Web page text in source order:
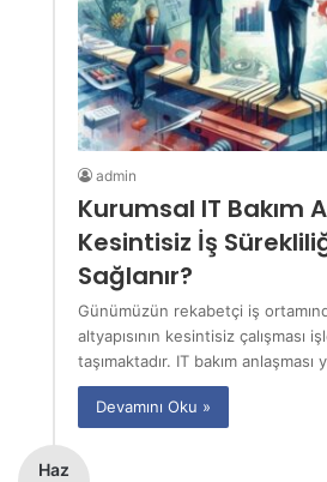
admin
Kurumsal IT Bakım
Kesintisiz İş
Sağlanır?
Günümüzün rekabetçi iş
altyapısının kesintisiz çalışması
taşımaktadır. IT bakım
Devamını Oku »
Haz